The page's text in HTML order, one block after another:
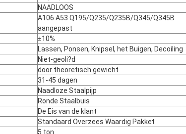
NAADLOOS
A106 A53 Q195/Q235/Q235B/Q345/Q345B
aangepast
±10%
Lassen, Ponsen, Knipsel, het Buigen, Decoiling
Niet-geoli?d
door theoretisch gewicht
31-45 dagen
Naadloze Staalpijp
Ronde Staalbuis
De Eis van de klant
Standaard Overzees Waardig Pakket
5 ton